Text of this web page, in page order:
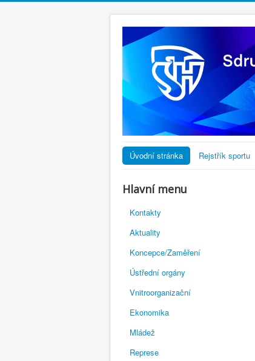
Úvodní stránka Rejstřík sportu
Hlavní menu
Kontakty
Aktuality
Koncepce/Zaměření
Ústřední orgány
Vnitroorganizační
Ekonomika
Mládež
Represe